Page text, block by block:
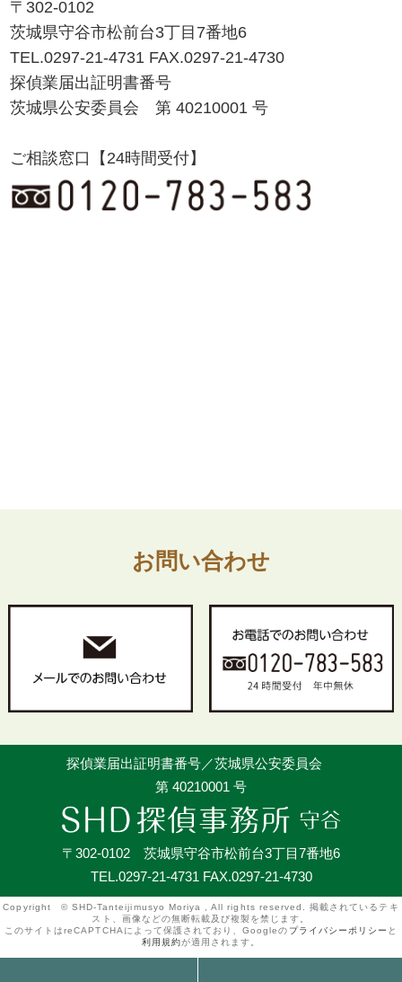
〒302-0102
茨城県守谷市松前台3丁目7番地6
TEL.0297-21-4731 FAX.0297-21-4730
探偵業届出証明書番号
茨城県公安委員会 第 40210001 号
ご相談窓口【24時間受付】
お問い合わせ
探偵業届出証明書番号／茨城県公安委員会
第 40210001 号
〒302-0102 茨城県守谷市松前台3丁目7番地6
TEL.0297-21-4731 FAX.0297-21-4730
Copyright © SHD-Tanteijimusyo Moriya , All rights reserved. 掲載されているテキ
スト、画像などの無断転載及び複製を禁じます。
このサイトはreCAPTCHAによって保護されており、Googleの プライバシーポリシー と
利用規約が適用されます。